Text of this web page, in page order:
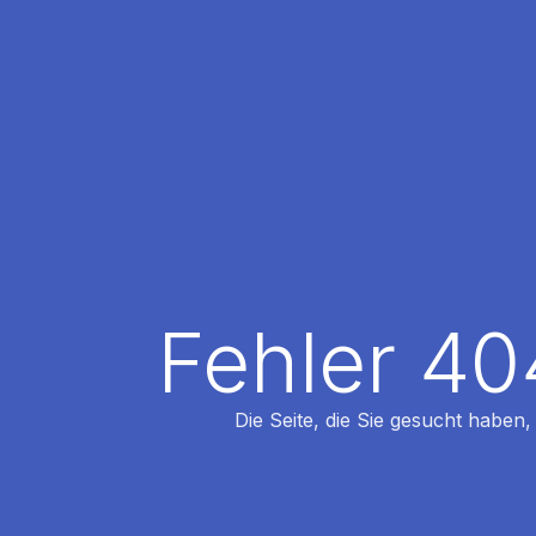
Fehler
Die Seite, die Sie gesucht